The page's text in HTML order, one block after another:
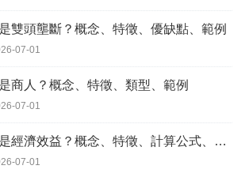
雙頭壟斷？概念、特徵、優缺點、範例
07-01
商人？概念、特徵、類型、範例
07-01
什麼是經濟效益？概念、特徵、計算公式、範例
07-01